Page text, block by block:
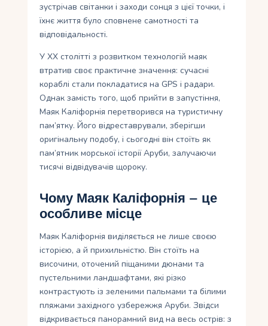
зустрічав світанки і заходи сонця з цієї точки, і
їхнє життя було сповнене самотності та
відповідальності.
У XX столітті з розвитком технологій маяк
втратив своє практичне значення: сучасні
кораблі стали покладатися на GPS і радари.
Однак замість того, щоб прийти в запустіння,
Маяк Каліфорнія перетворився на туристичну
пам’ятку. Його відреставрували, зберігши
оригінальну подобу, і сьогодні він стоїть як
пам’ятник морської історії Аруби, залучаючи
тисячі відвідувачів щороку.
Чому Маяк Каліфорнія – це
особливе місце
Маяк Каліфорнія виділяється не лише своєю
історією, а й прихильністю. Він стоїть на
височини, оточений піщаними дюнами та
пустельними ландшафтами, які різко
контрастують із зеленими пальмами та білими
пляжами західного узбережжя Аруби. Звідси
відкривається панорамний вид на весь острів: з